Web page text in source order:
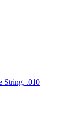
String, .010